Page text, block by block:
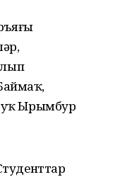
уҡ Ырымбур